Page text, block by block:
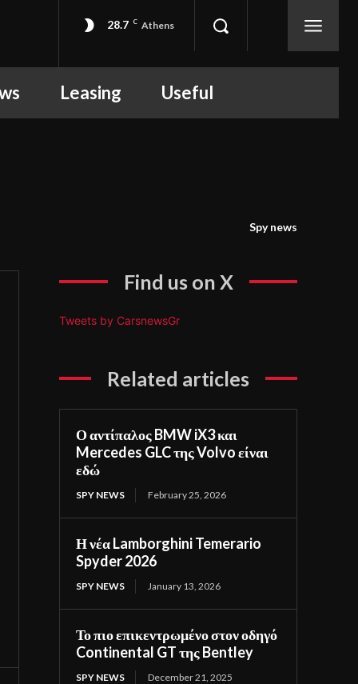
28.7 C Athens
Leasing Useful
Spy news
Find us on X
Tweets by CarsnewsGr
Related articles
Ο αντίπαλος BMW iX3 και
Mercedes GLC της Volvo είναι
εδώ
SPY NEWS February 25, 2026
Η νέα Lamborghini Temerario
Spyder 2026
SPY NEWS January 13, 2026
Το πιο επικεντρωμένο στον οδηγό
Continental GT της Bentley
SPY NEWS December 21, 2025